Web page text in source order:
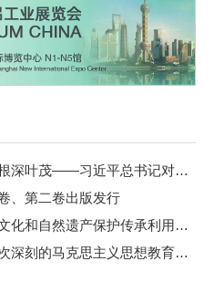
让中朝传统友谊之树更加根深叶茂——习近平总书记对朝鲜进行国事访问纪实
、第二卷出版发行
在习近平文化思想引领下文化和自然遗产保护传承利用工作开创新局面
伟大征程丨延安整风：一次深刻的马克思主义思想教育运动